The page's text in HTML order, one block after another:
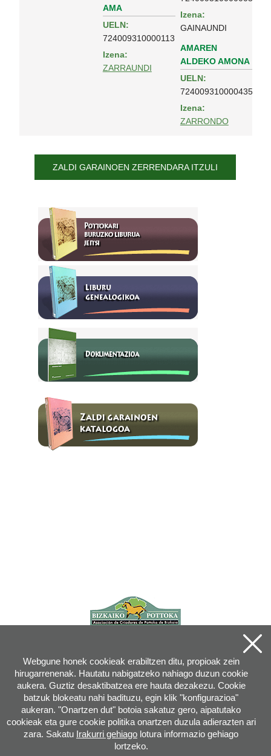
AMA
UELN:
724009310000113
Izena:
ZARRAUNDI
Izena:
GAINAUNDI
AMAREN
ALDEKO AMONA
UELN:
724009310000435
Izena:
ZARRONDO
ZALDI GARAINOEN ZERRENDARA ITZULI
Webgune honek cookieak erabiltzen ditu, propioak zein
hirugarrenenak. Hautatu nabigatzeko nahiago duzun cookie
aukera. Guztiz desaktibatzea ere hauta dezakezu. Cookie
batzuk blokeatu nahi badituzu, egin klik "konfigurazioa"
aukeran. "Onartzen dut" botoia sakatuz gero, aipatutako
cookieak eta gure cookie politika onartzen duzula adierazten ari
zara. Sakatu Irakurri gehiago lotura informazio gehiago
lortzeko.